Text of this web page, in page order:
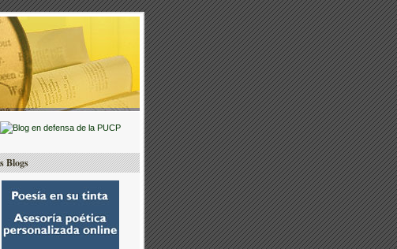
Blogs